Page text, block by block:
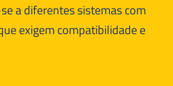
a diferentes sistemas com
exigem compatibilidade e